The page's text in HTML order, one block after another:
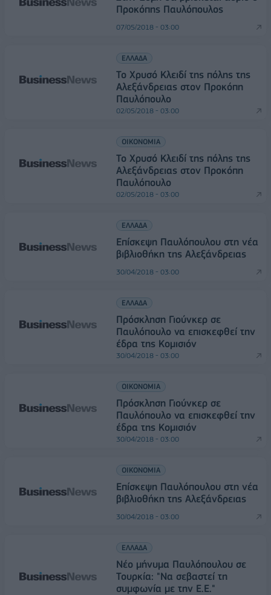
Προκόπης Παυλόπουλος
07/05/2018 - 03:00
ΕΛΛΑΔΑ
Το Χρυσό Κλειδί της πόλης της
Αλεξάνδρειας στον Πρoκόπη
Παυλόπουλο
02/05/2018 - 03:00
ΟΙΚΟΝΟΜΙΑ
Το Χρυσό Κλειδί της πόλης της
Αλεξάνδρειας στον Πρoκόπη
Παυλόπουλο
02/05/2018 - 03:00
ΕΛΛΑΔΑ
Επίσκεψη Παυλόπουλου στη νέα
βιβλιοθήκη της Αλεξάνδρειας
30/04/2018 - 03:00
ΕΛΛΑΔΑ
Πρόσκληση Γιούνκερ σε
Παυλόπουλο να επισκεφθεί την
έδρα της Κομισιόν
30/04/2018 - 03:00
ΟΙΚΟΝΟΜΙΑ
Πρόσκληση Γιούνκερ σε
Παυλόπουλο να επισκεφθεί την
έδρα της Κομισιόν
30/04/2018 - 03:00
ΟΙΚΟΝΟΜΙΑ
Επίσκεψη Παυλόπουλου στη νέα
βιβλιοθήκη της Αλεξάνδρειας
30/04/2018 - 03:00
ΕΛΛΑΔΑ
Νέο μήνυμα Παυλόπουλου σε
Τουρκία: "Να σεβαστεί τη
συμφωνία με την Ε.Ε."